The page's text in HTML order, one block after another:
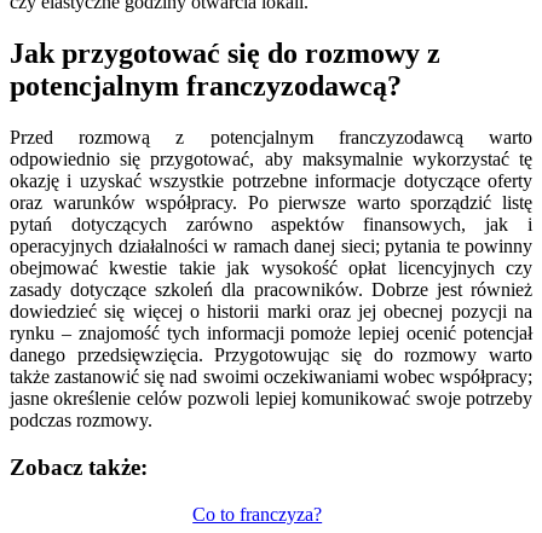
Jak przygotować się do rozmowy z
potencjalnym franczyzodawcą?
Przed rozmową z potencjalnym franczyzodawcą warto
odpowiednio się przygotować, aby maksymalnie wykorzystać tę
okazję i uzyskać wszystkie potrzebne informacje dotyczące oferty
oraz warunków współpracy. Po pierwsze warto sporządzić listę
pytań dotyczących zarówno aspektów finansowych, jak i
operacyjnych działalności w ramach danej sieci; pytania te powinny
obejmować kwestie takie jak wysokość opłat licencyjnych czy
zasady dotyczące szkoleń dla pracowników. Dobrze jest również
dowiedzieć się więcej o historii marki oraz jej obecnej pozycji na
rynku – znajomość tych informacji pomoże lepiej ocenić potencjał
danego przedsięwzięcia. Przygotowując się do rozmowy warto
także zastanowić się nad swoimi oczekiwaniami wobec współpracy;
jasne określenie celów pozwoli lepiej komunikować swoje potrzeby
podczas rozmowy.
Zobacz także:
Co to franczyza?